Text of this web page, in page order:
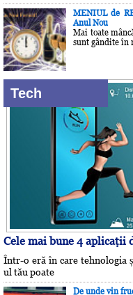
MENIUL de
Anul Nou
Mai toate
sunt gândite în
Tech
Cele mai bune 4 aplicaţii
Într-o eră în care tehnologia
ul tău poate
De unde vin